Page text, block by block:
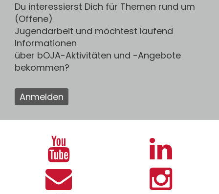
Du interessierst Dich für Themen rund um
(Offene)
Jugendarbeit und möchtest laufend
Informationen
über bOJA-Aktivitäten und -Angebote
bekommen?
Anmelden